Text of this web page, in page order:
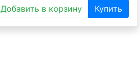
Добавить в корзину Купить